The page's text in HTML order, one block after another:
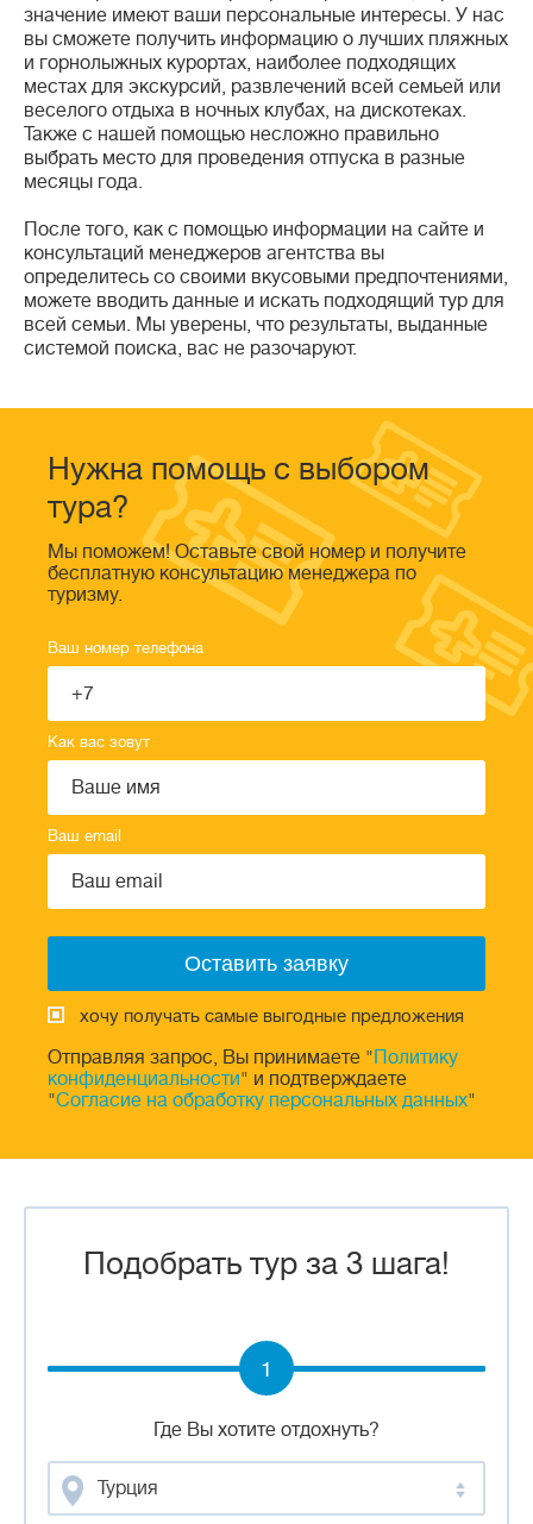
Подобрать тур за 3 шага!
Где Вы хотите отдохнуть?
Турция
1
значение имеют ваши персональные интересы. У нас
вы сможете получить информацию о лучших пляжных
и горнолыжных курортах, наиболее подходящих
местах для экскурсий, развлечений всей семьей или
веселого отдыха в ночных клубах, на дискотеках.
Также с нашей помощью несложно правильно
выбрать место для проведения отпуска в разные
месяцы года.
После того, как с помощью информации на сайте и
консультаций менеджеров агентства вы
определитесь со своими вкусовыми предпочтениями,
можете вводить данные и искать подходящий тур для
всей семьи. Мы уверены, что результаты, выданные
системой поиска, вас не разочаруют.
Нужна помощь с выбором
тура?
Мы поможем! Оставьте свой номер и получите
бесплатную консультацию менеджера по
туризму.
Ваш номер телефона
Как вас зовут
Ваш email
хочу получать самые выгодные предложения
Отправляя запрос, Вы принимаете "Политику
конфиденциальности" и подтверждаете
"Согласие на обработку персональных данных"